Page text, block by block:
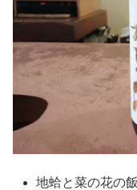
地蛤と菜の花の